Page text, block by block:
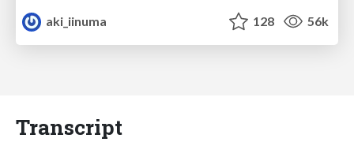
aki_iinuma
128 56k
Transcript